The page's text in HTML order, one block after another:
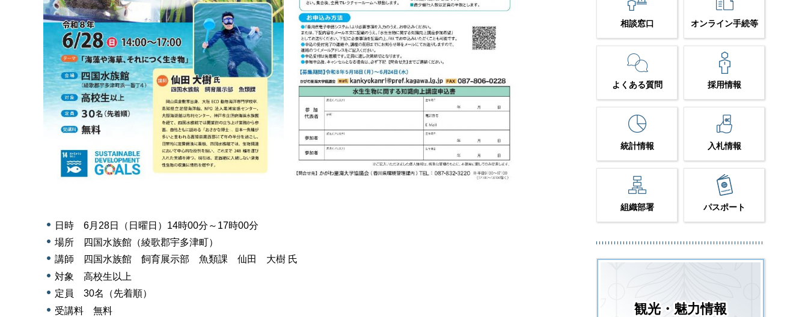
日時 6月28日（日曜日）14時00分～17時00分
場所 四国水族館（綾歌郡宇多津町）
講師 四国水族館 飼育展示部 魚類課 仙田 大樹 氏
対象 高校生以上
定員 30名（先着順）
受講料 無料
相談窓口 オンライン手続等
よくある質問 採用情報
統計情報 入札情報
組織部署 パスポート
観光・魅力情報